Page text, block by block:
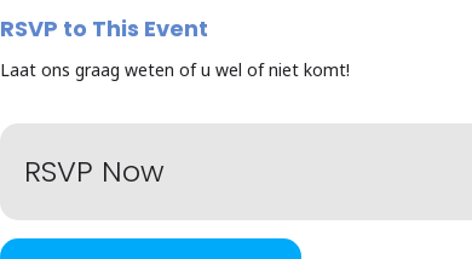
RSVP to This Event
Laat ons graag weten of u wel of niet komt!
RSVP Now